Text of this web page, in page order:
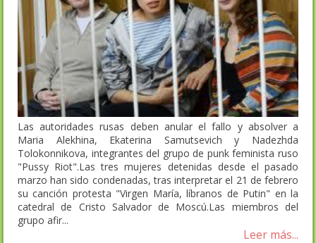
Las autoridades rusas deben anular el fallo y absolver a
Maria Alekhina, Ekaterina Samutsevich y Nadezhda
Tolokonnikova, integrantes del grupo de punk feminista ruso
"Pussy Riot".Las tres mujeres detenidas desde el pasado
marzo han sido condenadas, tras interpretar el 21 de febrero
su canción protesta "Virgen María, líbranos de Putin" en la
catedral de Cristo Salvador de Moscú.Las miembros del
grupo afir...
Leer más...